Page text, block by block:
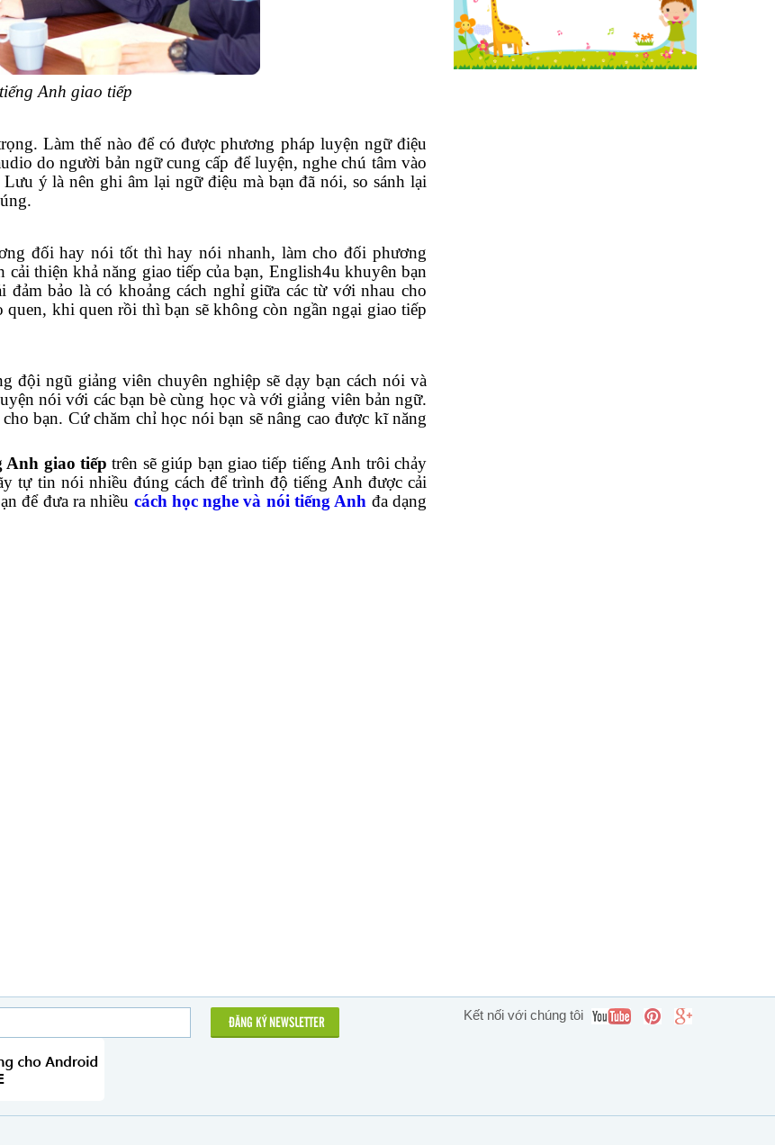
Anh giao tiếp
Làm thế nào để có được phương pháp luyện ngữ điệu
do người bản ngữ cung cấp để luyện, nghe chú tâm vào
ý là nên ghi âm lại ngữ điệu mà bạn đã nói, so sánh lại
hay nói tốt thì hay nói nhanh, làm cho đối phương
thiện khả năng giao tiếp của bạn, English4u khuyên bạn
bảo là có khoảng cách nghỉ giữa các từ với nhau cho
khi quen rồi thì bạn sẽ không còn ngần ngại giao tiếp
ngũ giảng viên chuyên nghiệp sẽ dạy bạn cách nói và
nói với các bạn bè cùng học và với giảng viên bản ngữ.
bạn. Cứ chăm chỉ học nói bạn sẽ nâng cao được kĩ năng
Anh giao tiếp trên sẽ giúp bạn giao tiếp tiếng Anh trôi chảy
tự tin nói nhiều đúng cách để trình độ tiếng Anh được cải
để đưa ra nhiều cách học nghe và nói tiếng Anh đa dạng
ĐĂNG KÝ NEWSLETTER
Kết nối với chúng tôi